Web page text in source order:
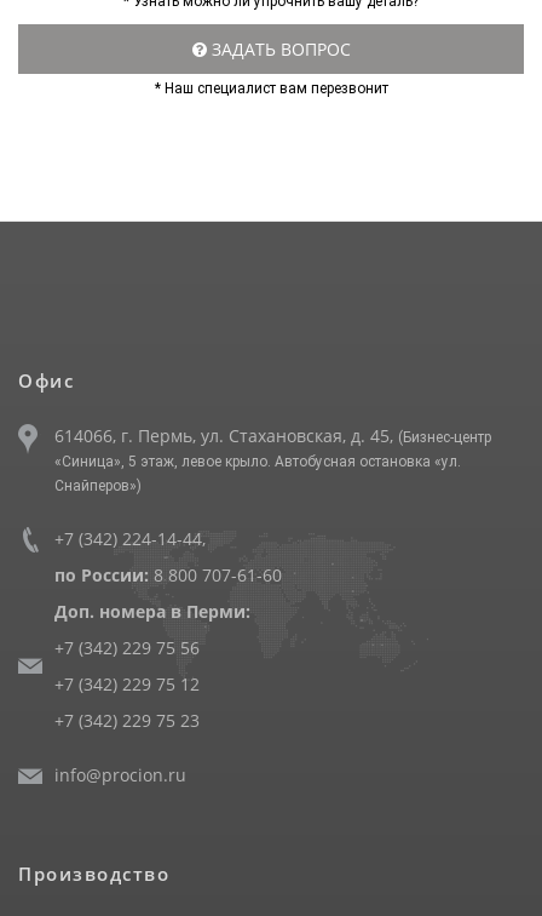
ЗАДАТЬ ВОПРОС
* Наш специалист вам перезвонит
Офис
614066, г. Пермь, ул. Стахановская, д. 45, (Бизнес-центр
«Синица», 5 этаж, левое крыло. Автобусная остановка «ул.
Снайперов»)
+7 (342) 224-14-44,
по России: 8 800 707-61-60
Доп. номера в Перми:
+7 (342) 229 75 56
+7 (342) 229 75 12
+7 (342) 229 75 23
info@procion.ru
Производство